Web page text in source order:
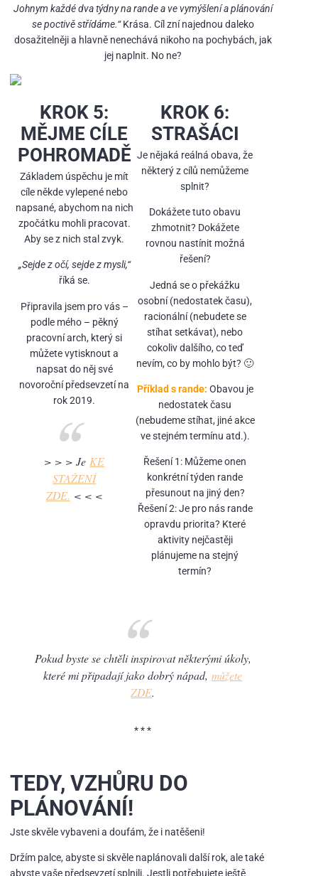
Johnym každé dva týdny na rande a ve vymýšlení a plánování
se poctivě střídáme.“Krása. Cíl zní najednou daleko
dosažitelněji a hlavně nenechává nikoho na pochybách, jak
jej naplnit. No ne?
KROK 5:
MĚJME CÍLE
POHROMADĚ
Základem úspěchu je mít
cíle někde vylepené nebo
napsané, abychom na nich
zpočátku mohli pracovat.
Aby se z nich stal zvyk.
„Sejde z očí, sejde z mysli,“
říká se.
Připravila jsem pro vás –
podle mého – pěkný
pracovní arch, který si
můžete vytisknout a
napsat do něj své
novoroční předsevzetí na
rok 2019.
> > > JeKE
STAŽENÍ
ZDE. < < <
KROK 6:
STRAŠÁCI
Je nějaká reálná obava, že
některý z cílů nemůžeme
splnit?
Dokážete tuto obavu
zhmotnit? Dokážete
rovnou nastínit možná
řešení?
Jedná se o překážku
osobní (nedostatek času),
racionální (nebudete se
stíhat setkávat), nebo
cokoliv dalšího, co teď
nevím, co by mohlo být? 🙂
Příklad s rande: Obavou je
nedostatek času
(nebudeme stíhat, jiné akce
ve stejném termínu atd.).
Řešení 1: Můžeme onen
konkrétní týden rande
přesunout na jiný den?
Řešení 2: Je pro nás rande
opravdu priorita? Které
aktivity nejčastěji
plánujeme na stejný
termín?
Pokud byste se chtěli inspirovat některými úkoly,
které mi připadají jako dobrý nápad,můžete
ZDE.
* * *
TEDY, VZHŮRU DO
PLÁNOVÁNÍ!
Jste skvěle vybaveni a doufám, že i natěšeni!
Držím palce, abyste si skvěle naplánovali další rok, ale také